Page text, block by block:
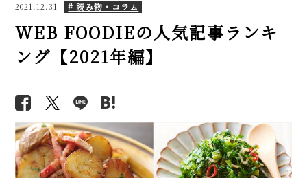
2021.12.31 # 読み物・コラム
WEB FOODIEの人気記事ランキ
ング【2021年編】